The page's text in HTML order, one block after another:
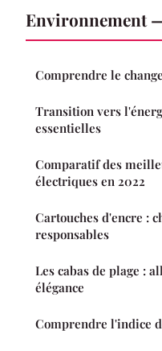
Environnement
Comprendre le
Transition vers
essentielles
Comparatif des
électriques en 2022
Cartouches d'encre :
responsables
Les cabas de plage :
élégance
Comprendre l'indice